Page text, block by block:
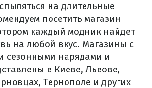
на длительные
посетить магазин
каждый модник найдет
на любой вкус. Магазины с
сезонными нарядами и
в Киеве, Львове,
Тернополе и других